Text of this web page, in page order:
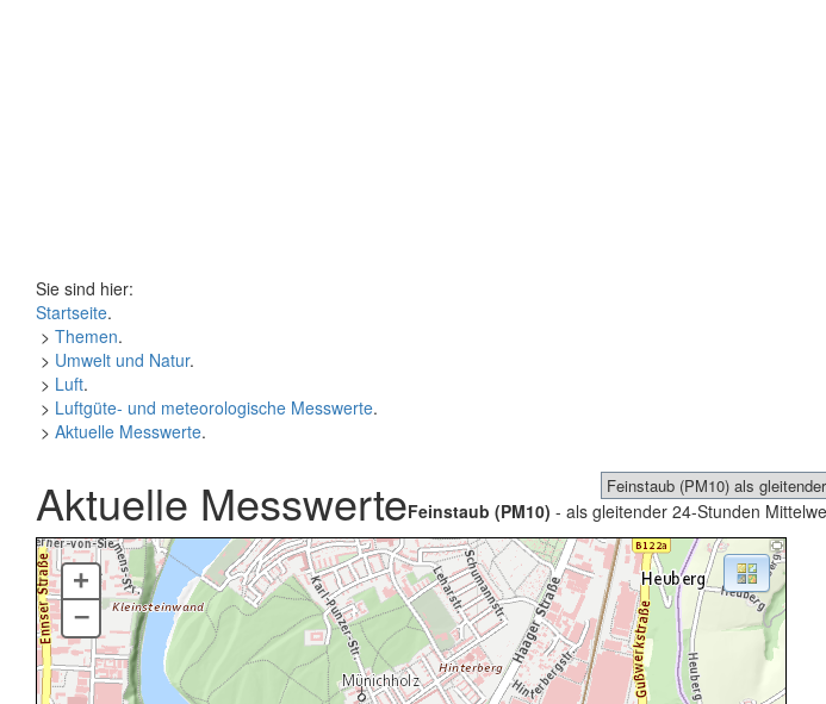
Sie sind hier:
Startseite.
> Themen.
> Umwelt und Natur.
> Luft.
> Luftgüte- und meteorologische Messwerte.
> Aktuelle Messwerte.
Aktuelle MesswerteFeinstaub (PM10) - als gleitender 24-Stunden
+
–